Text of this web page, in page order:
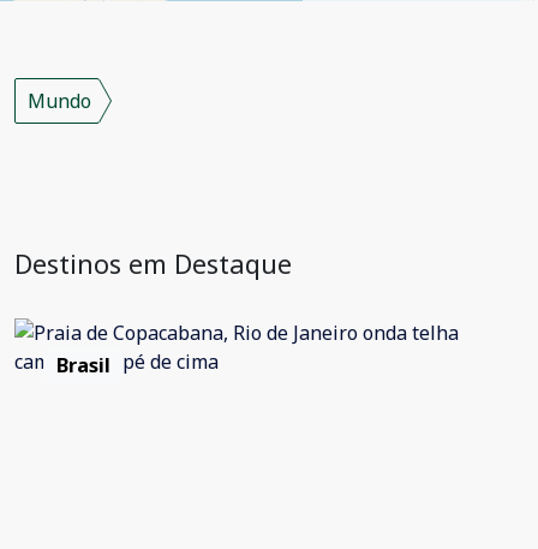
Mundo
Destinos em Destaque
Brasil